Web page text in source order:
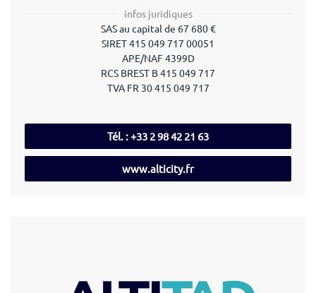
infos juridiques
SAS au capital de 67 680 €
SIRET 415 049 717 00051
APE/NAF 4399D
RCS BREST B 415 049 717
TVA FR 30 415 049 717
Tél. : +33 2 98 42 21 63
www.alticity.fr